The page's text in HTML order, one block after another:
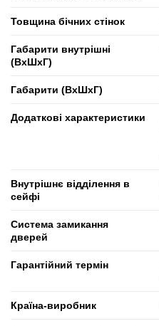
Товщина бічних стінок
Габарити внутрішні
(ВxШxГ)
Габарити (ВxШxГ)
Додаткові характеристики
Внутрішнє відділення в
сейфі
Система замикання
дверей
Гарантійний термін
Країна-виробник